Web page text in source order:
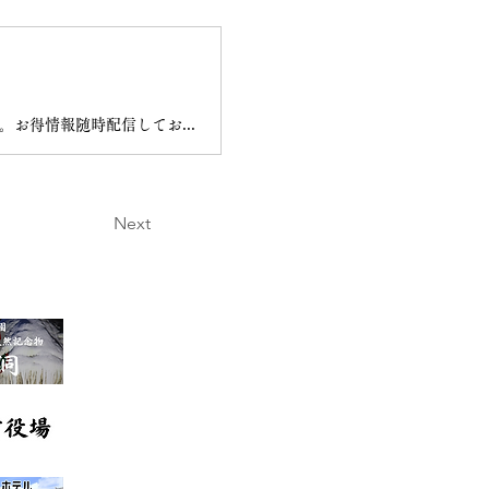
沖永良部島の最南端に位置する「おきえらぶフローラルホテル」の公式アプリです。お得情報随時配信しております。
Next